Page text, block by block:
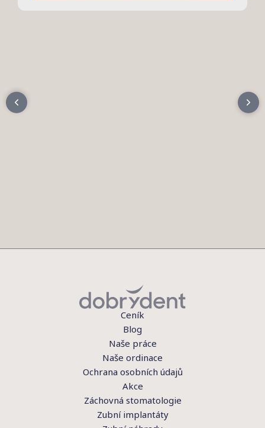
Ceník
Blog
Naše práce
Naše ordinace
Ochrana osobních údajů
Akce
Záchovná stomatologie
Zubní implantáty